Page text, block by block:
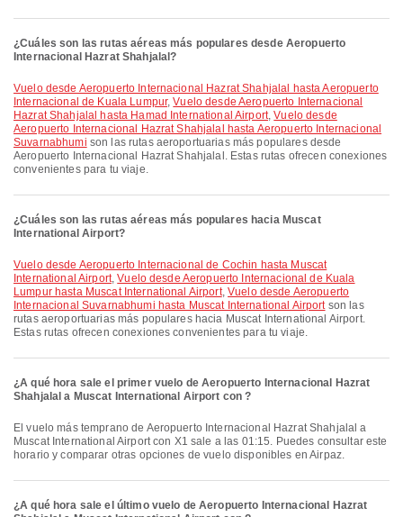
¿Cuáles son las rutas aéreas más populares desde Aeropuerto
Internacional Hazrat Shahjalal?
Vuelo desde Aeropuerto Internacional Hazrat Shahjalal hasta Aeropuerto
Internacional de Kuala Lumpur,Vuelo desde Aeropuerto Internacional
Hazrat Shahjalal hasta Hamad International Airport,Vuelo desde
Aeropuerto Internacional Hazrat Shahjalal hasta Aeropuerto Internacional
Suvarnabhumi son las rutas aeroportuarias más populares desde
Aeropuerto Internacional Hazrat Shahjalal. Estas rutas ofrecen conexiones
convenientes para tu viaje.
¿Cuáles son las rutas aéreas más populares hacia Muscat
International Airport?
Vuelo desde Aeropuerto Internacional de Cochin hasta Muscat
International Airport,Vuelo desde Aeropuerto Internacional de Kuala
Lumpur hasta Muscat International Airport,Vuelo desde Aeropuerto
Internacional Suvarnabhumi hasta Muscat International Airportson las
rutas aeroportuarias más populares hacia Muscat International Airport.
Estas rutas ofrecen conexiones convenientes para tu viaje.
¿A qué hora sale el primer vuelo de Aeropuerto Internacional Hazrat
Shahjalal a Muscat International Airport con ?
El vuelo más temprano de Aeropuerto Internacional Hazrat Shahjalal a
Muscat International Airport con X1 sale a las 01:15. Puedes consultar este
horario y comparar otras opciones de vuelo disponibles en Airpaz.
¿A qué hora sale el último vuelo de Aeropuerto Internacional Hazrat